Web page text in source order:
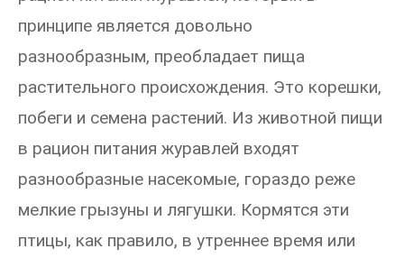
принципе является довольно
разнообразным, преобладает пища
растительного происхождения. Это корешки,
побеги и семена растений. Из животной пищи
в рацион питания журавлей входят
разнообразные насекомые, гораздо реже
мелкие грызуны и лягушки. Кормятся эти
птицы, как правило, в утреннее время или